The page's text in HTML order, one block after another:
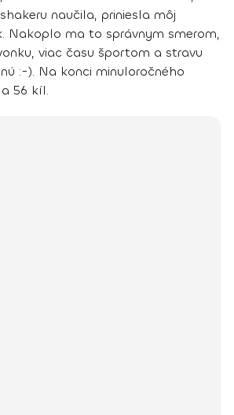
naučila, priniesla môj
. Nakoplo ma to správnym smerom,
viac času športom a stravu
:-). Na konci minuloročného
56 kíl.